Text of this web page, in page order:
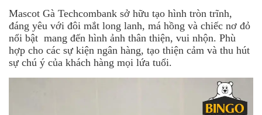
Mascot Gà Techcombank sở hữu tạo hình tròn trĩnh,
đáng yêu với đôi mắt long lanh, má hồng và chiếc nơ đỏ
nổi bật mang đến hình ảnh thân thiện, vui nhộn. Phù
hợp cho các sự kiện ngân hàng, tạo thiện cảm và thu hút
sự chú ý của khách hàng mọi lứa tuổi.